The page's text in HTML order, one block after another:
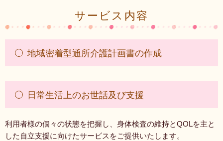
サービス内容
地域密着型通所介護計画書の作成
日常生活上のお世話及び支援
利用者様の個々の状態を把握し、身体検査の維持とQOLを主と
した自立支援に向けたサービスをご提供いたします。